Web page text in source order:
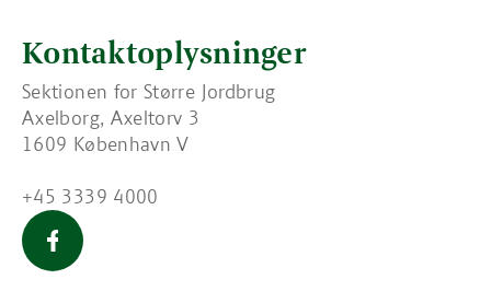
Kontaktoplysninger
Sektionen for Større Jordbrug
Axelborg, Axeltorv 3
1609 København V
+45 3339 4000
Større Jordbrug